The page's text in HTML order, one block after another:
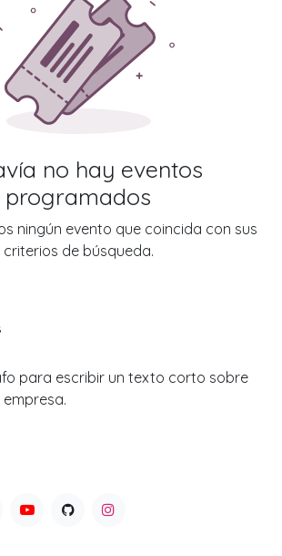
no hay eventos
programados
ningún evento que coincida con sus
criterios de búsqueda.
para escribir un texto corto sobre